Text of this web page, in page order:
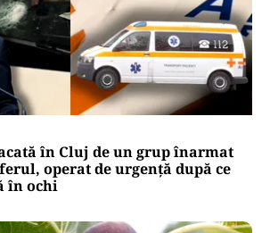
în Cluj de un grup înarmat
operat de urgență după ce
în ochi